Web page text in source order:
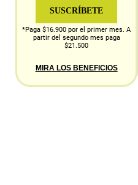
SUSCRÍBETE
*Paga $16.900 por el primer mes. A
partir del segundo mes paga
$21.500
MIRA LOS BENEFICIOS